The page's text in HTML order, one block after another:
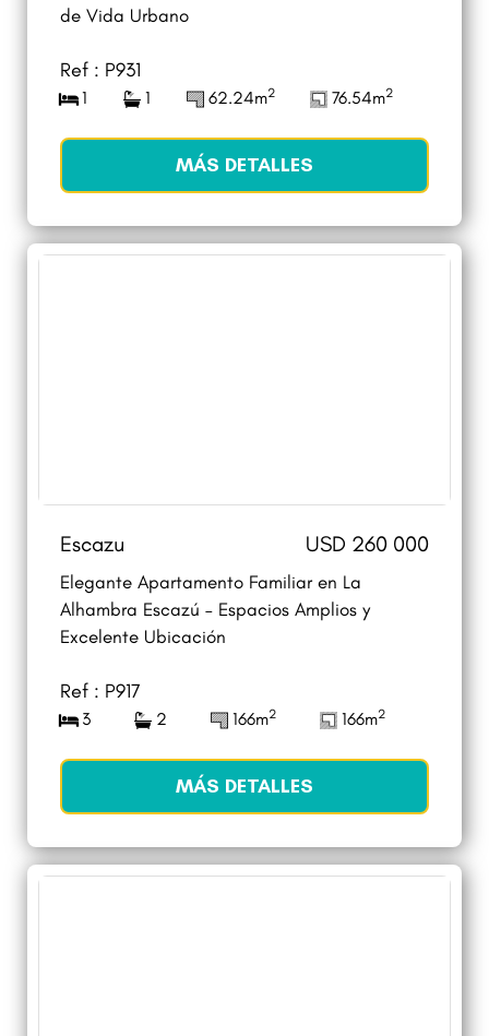
de Vida Urbano
Ref : P931
1 1 62.24m2 76.54m2
MÁS DETALLES
Escazu USD 260 000
Elegante Apartamento Familiar en La
Alhambra Escazú – Espacios Amplios y
Excelente Ubicación
Ref : P917
3 2 166m2 166m2
MÁS DETALLES